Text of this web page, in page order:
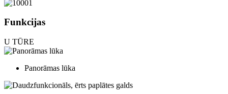
Funkcijas
U TŪRE
Panorāmas lūka